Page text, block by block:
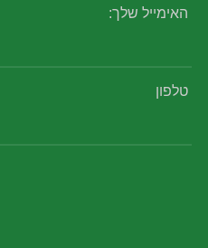
האימייל שלך:
טלפון